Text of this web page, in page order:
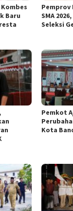
Baru
Pemprov
SMA
Seleksi
Pemkot
Kota